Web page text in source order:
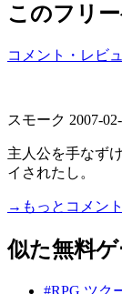
このフリ
コメント・レビ
スモーク 2007-
主人公を手なず
イされたし。
→もっとコメン
似た無料ゲ
#RPG ツク